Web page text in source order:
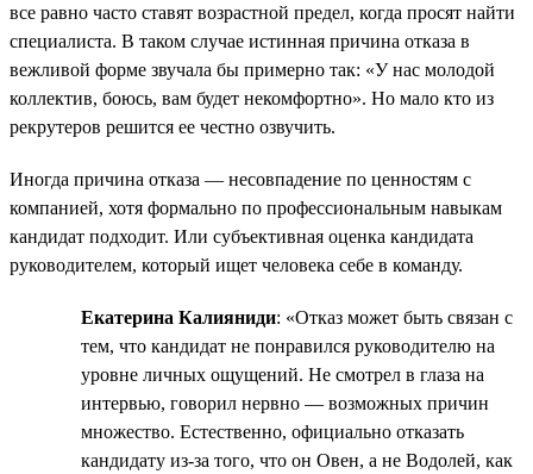
все равно часто ставят возрастной предел, когда просят найти
специалиста. В таком случае истинная причина отказа в
вежливой форме звучала бы примерно так: «У нас молодой
коллектив, боюсь, вам будет некомфортно». Но мало кто из
рекрутеров решится ее честно озвучить.
Иногда причина отказа — несовпадение по ценностям с
компанией, хотя формально по профессиональным навыкам
кандидат подходит. Или субъективная оценка кандидата
руководителем, который ищет человека себе в команду.
Екатерина Калияниди: «Отказ может быть связан с
тем, что кандидат не понравился руководителю на
уровне личных ощущений. Не смотрел в глаза на
интервью, говорил нервно — возможных причин
множество. Естественно, официально отказать
кандидату из-за того, что он Овен, а не Водолей, как